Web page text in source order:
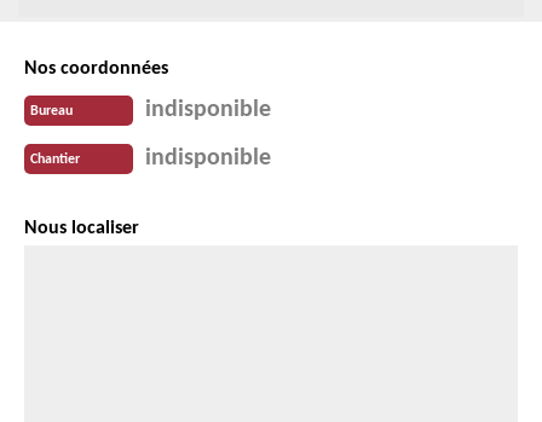
Nos coordonnées
Bureau indisponible
Chantier indisponible
Nous localiser